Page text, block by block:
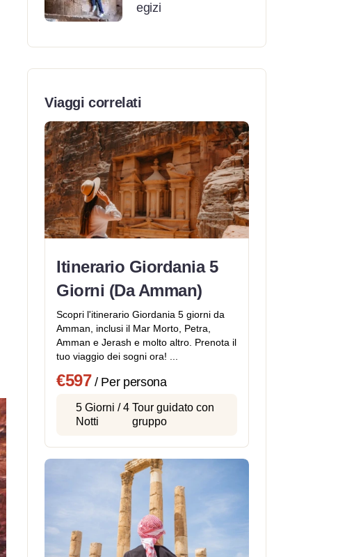
egizi
Viaggi correlati
Itinerario Giordania 5
Giorni (Da Amman)
Scopri l'itinerario Giordania 5 giorni da
Amman, inclusi il Mar Morto, Petra,
Amman e Jerash e molto altro. Prenota il
tuo viaggio dei sogni ora! ...
€597 / Per persona
5 Giorni / 4
Notti
Tour guidato con
gruppo